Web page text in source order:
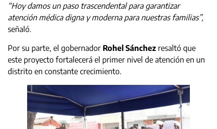
“Hoy damos un paso trascendental para garantizar
atención médica digna y moderna para nuestras familias”,
señaló.
Por su parte, el gobernador Rohel Sánchez resaltó que
este proyecto fortalecerá el primer nivel de atención en un
distrito en constante crecimiento.